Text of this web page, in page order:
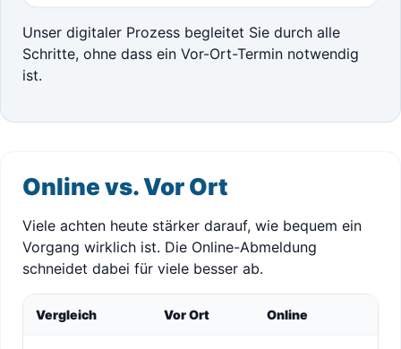
Unser digitaler Prozess begleitet Sie durch alle
Schritte, ohne dass ein Vor-Ort-Termin notwendig
ist.
Online vs. Vor Ort
Viele achten heute stärker darauf, wie bequem ein
Vorgang wirklich ist. Die Online-Abmeldung
schneidet dabei für viele besser ab.
Vergleich Vor Ort Online